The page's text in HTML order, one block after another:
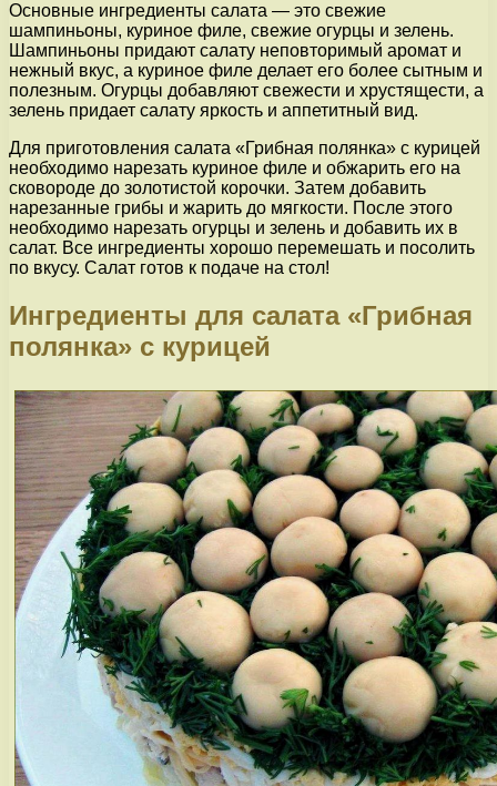
Основные ингредиенты салата — это свежие
шампиньоны, куриное филе, свежие огурцы и зелень.
Шампиньоны придают салату неповторимый аромат и
нежный вкус, а куриное филе делает его более сытным и
полезным. Огурцы добавляют свежести и хрустящести, а
зелень придает салату яркость и аппетитный вид.
Для приготовления салата «Грибная полянка» с курицей
необходимо нарезать куриное филе и обжарить его на
сковороде до золотистой корочки. Затем добавить
нарезанные грибы и жарить до мягкости. После этого
необходимо нарезать огурцы и зелень и добавить их в
салат. Все ингредиенты хорошо перемешать и посолить
по вкусу. Салат готов к подаче на стол!
Ингредиенты для салата «Грибная
полянка» с курицей